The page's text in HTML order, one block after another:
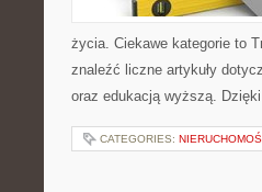
życia. Ciekawe kategorie to
znaleźć liczne artykuły
oraz edukacją wyższą.
CATEGORIES: